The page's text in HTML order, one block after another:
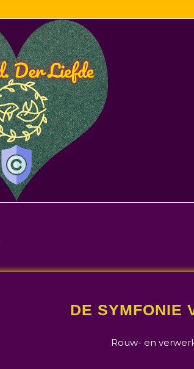
DE SYMFONIE
Rouw- en